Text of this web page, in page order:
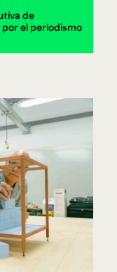
de
el periodismo